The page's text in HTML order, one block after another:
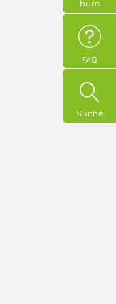
büro
FAQ
Suche